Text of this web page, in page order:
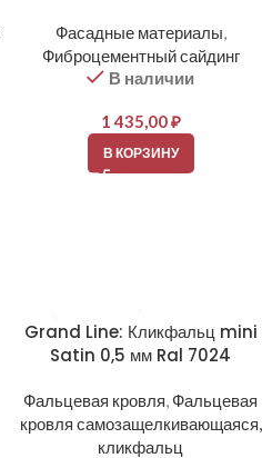
Фасадные материалы,
Фиброцементный сайдинг
В наличии
1 435,00₽
В КОРЗИНУ
Grand Line: Кликфальц mini
Satin 0,5 мм Ral 7024
Фальцевая кровля, Фальцевая
кровля самозащелкивающаяся,
кликфальц